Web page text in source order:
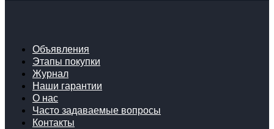
Объявления
Этапы покупки
Журнал
Наши гарантии
О нас
Часто задаваемые вопросы
Контакты